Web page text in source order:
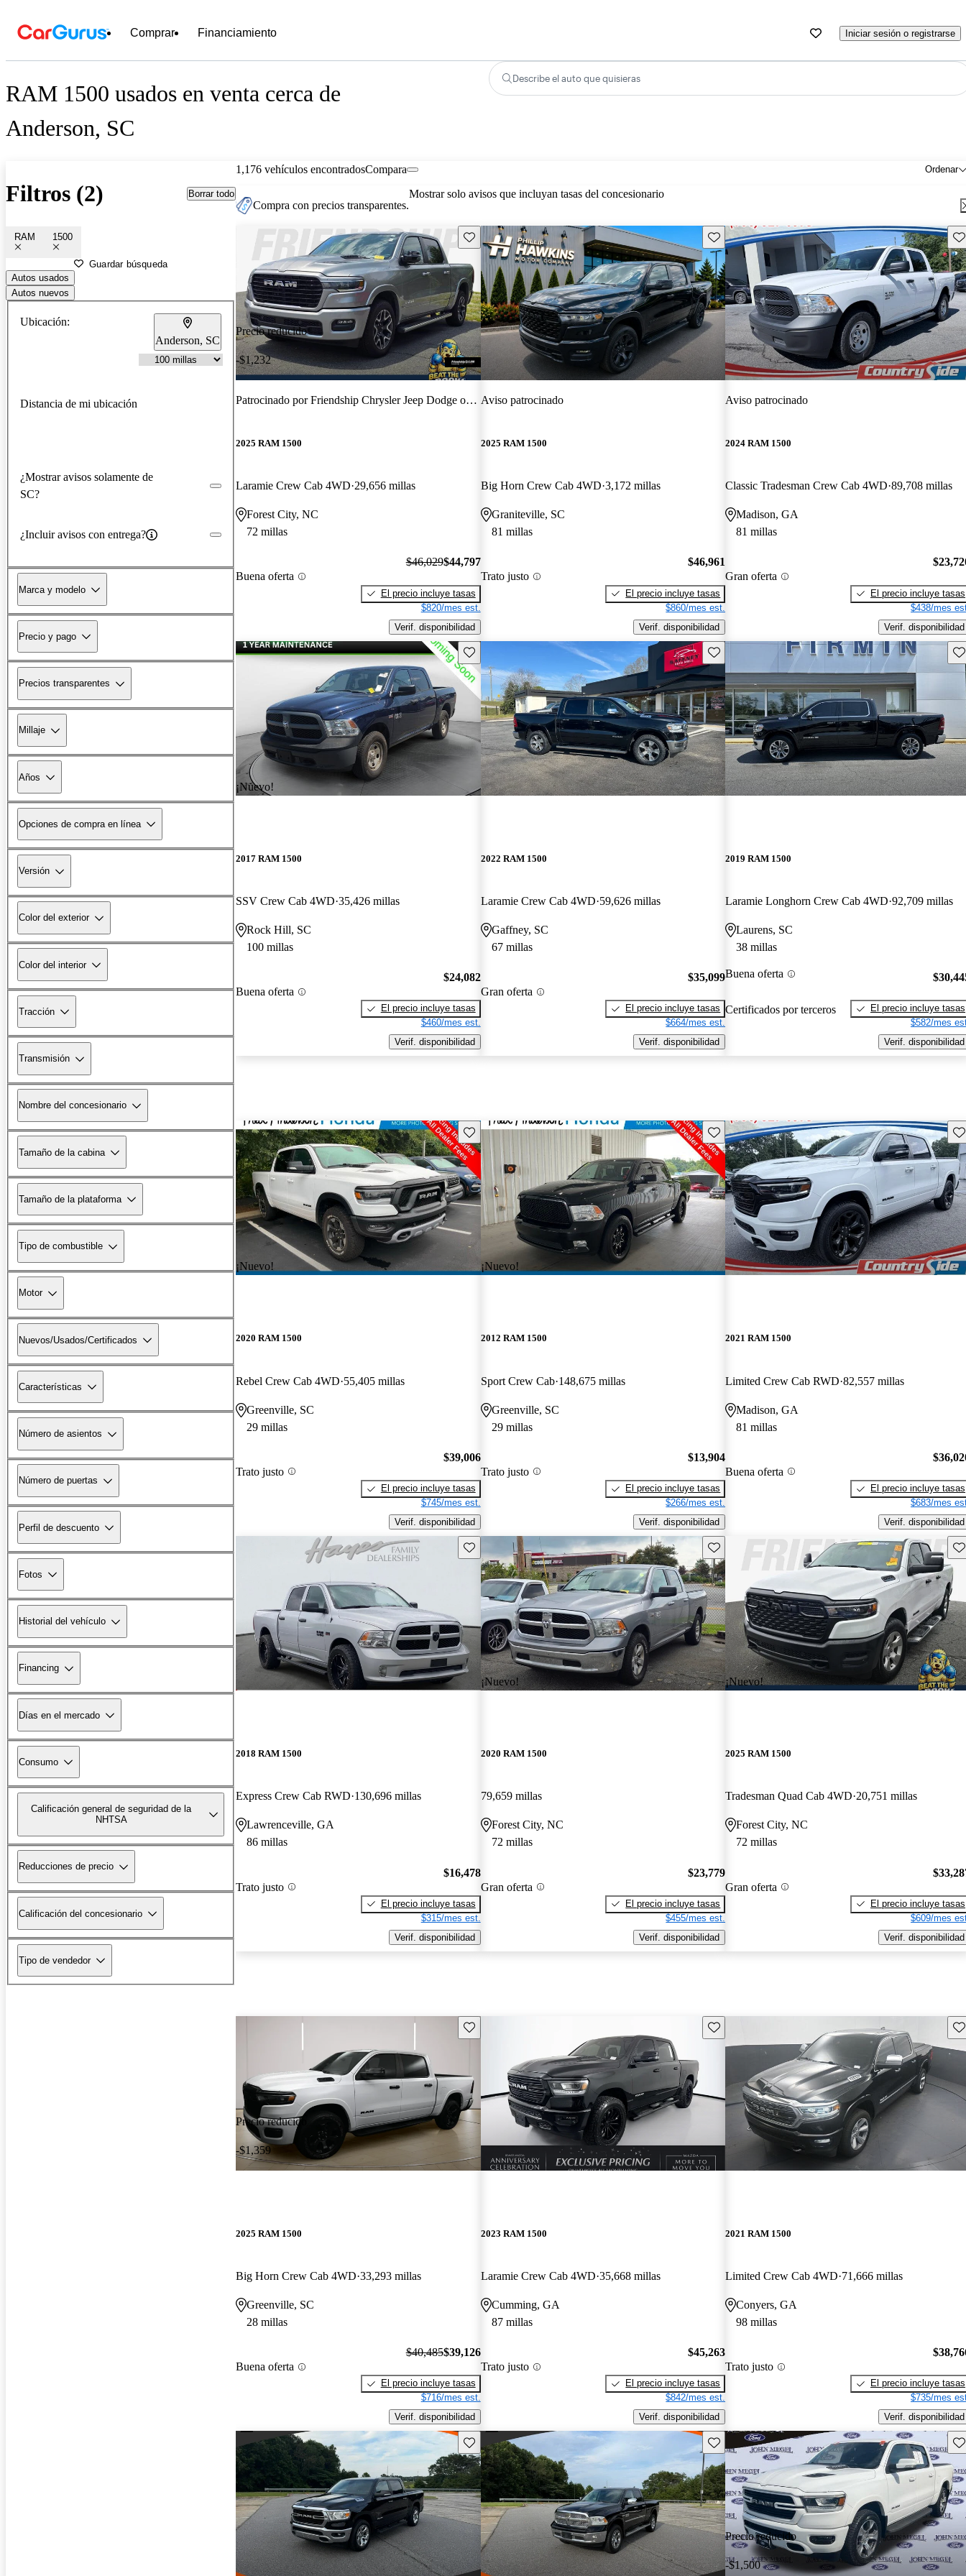
Comprar Financiamiento Iniciar sesión o registrarse
RAM 1500 usados en venta cerca de
Anderson, SC
Describe el auto que quisieras
Filtros (2) Borrar todo
RAM 1500
Guardar búsqueda
Autos usados
Autos nuevos
Ubicación:
Anderson, SC
Distancia de mi ubicación
¿Mostrar avisos solamente de
SC?
¿Incluir avisos con entrega?
Marca y modelo
Precio y pago
Precios transparentes
Millaje
Años
Opciones de compra en línea
Versión
Color del exterior
Color del interior
Tracción
Transmisión
Nombre del concesionario
Tamaño de la cabina
Tamaño de la plataforma
Tipo de combustible
Motor
Nuevos/Usados/Certificados
Características
Número de asientos
Número de puertas
Perfil de descuento
Fotos
Historial del vehículo
Financing
Días en el mercado
Consumo
Calificación general de seguridad de la
NHTSA
Reducciones de precio
Calificación del concesionario
Tipo de vendedor
1,176 vehículos encontrados Ordenar
Compara
Compra con precios transparentes.
Mostrar solo avisos que incluyan tasas del concesionario
Precio reducido
-$1,232
Guarda este Aviso
Patrocinado porFriendship Chrysler Jeep Dodge of Forest City
2025 RAM 1500
Laramie Crew Cab 4WD 29,656 millas
Forest City, NC
72 millas
Buena oferta
$46,029$44,797
El precio incluye tasas
$820/mes est.
Verif. disponibilidad
Guarda este Aviso
Aviso patrocinado
2025 RAM 1500
Big Horn Crew Cab 4WD 3,172 millas
Graniteville, SC
81 millas
Trato justo
$46,961
El precio incluye tasas
$860/mes est.
Verif. disponibilidad
Aviso patrocinado
2024 RAM 1500
Classic Tradesman Crew Cab 4WD 89,708 millas
Madison, GA
81 millas
Gran oferta
El precio incluye tasas
$438/mes
Verif. disponibilidad
¡Nuevo!
Guarda este Aviso
2017 RAM 1500
SSV Crew Cab 4WD 35,426 millas
Rock Hill, SC
100 millas
Buena oferta
$24,082
El precio incluye tasas
$460/mes est.
Verif. disponibilidad
Guarda este Aviso
2022 RAM 1500
Laramie Crew Cab 4WD 59,626 millas
Gaffney, SC
67 millas
Gran oferta
$35,099
El precio incluye tasas
$664/mes est.
Verif. disponibilidad
2019 RAM 1500
Laramie Longhorn Crew Cab 4WD 92,709 millas
Laurens, SC
38 millas
Buena oferta
Certificados por terceros
El precio incluye tasas
$582/mes
Verif. disponibilidad
¡Nuevo!
Guarda este Aviso
2020 RAM 1500
Rebel Crew Cab 4WD 55,405 millas
Greenville, SC
29 millas
Trato justo
$39,006
El precio incluye tasas
$745/mes est.
Verif. disponibilidad
¡Nuevo!
Guarda este Aviso
2012 RAM 1500
Sport Crew Cab 148,675 millas
Greenville, SC
29 millas
Trato justo
$13,904
El precio incluye tasas
$266/mes est.
Verif. disponibilidad
2021 RAM 1500
Limited Crew Cab RWD 82,557 millas
Madison, GA
81 millas
Buena oferta
El precio incluye tasas
$683/mes
Verif. disponibilidad
Guarda este Aviso
2018 RAM 1500
Express Crew Cab RWD 130,696 millas
Lawrenceville, GA
86 millas
Trato justo
$16,478
El precio incluye tasas
$315/mes est.
Verif. disponibilidad
¡Nuevo!
Guarda este Aviso
2020 RAM 1500
79,659 millas
Forest City, NC
72 millas
Gran oferta
$23,779
El precio incluye tasas
$455/mes est.
Verif. disponibilidad
¡Nuevo!
2025 RAM 1500
Tradesman Quad Cab 4WD 20,751 millas
Forest City, NC
72 millas
Gran oferta
El precio incluye tasas
$609/mes
Verif. disponibilidad
Precio reducido
-$1,359
Guarda este Aviso
2025 RAM 1500
Big Horn Crew Cab 4WD 33,293 millas
Greenville, SC
28 millas
Buena oferta
$40,485$39,126
El precio incluye tasas
$716/mes est.
Verif. disponibilidad
Guarda este Aviso
2023 RAM 1500
Laramie Crew Cab 4WD 35,668 millas
Cumming, GA
87 millas
Trato justo
$45,263
El precio incluye tasas
$842/mes est.
Verif. disponibilidad
2021 RAM 1500
Limited Crew Cab 4WD 71,666 millas
Conyers, GA
98 millas
Trato justo
El precio incluye tasas
$735/mes
Verif. disponibilidad
Guarda este Aviso Guarda este Aviso
Precio reducido
-$1,500